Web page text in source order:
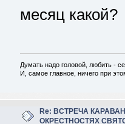
месяц какой?
Думать надо головой, любить -
И, самое главное, ничего при
Re: ВСТРЕЧА
ОКРЕСТНОСТЯХ